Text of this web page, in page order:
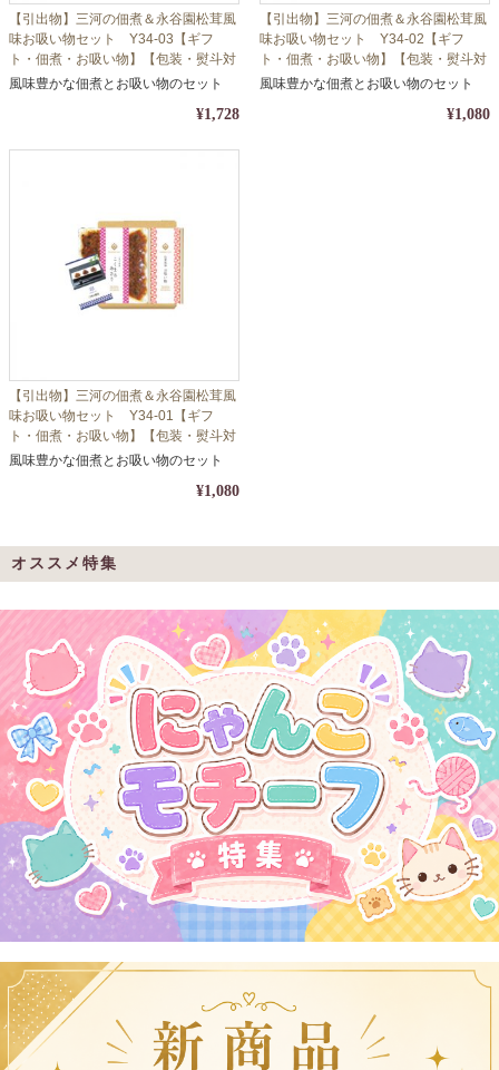
【引出物】三河の佃煮＆永谷園松茸風
味お吸い物セット Y34-03【ギフ
ト・佃煮・お吸い物】【包装・熨斗対
応】
風味豊かな佃煮とお吸い物のセット
¥1,728
【引出物】三河の佃煮＆永谷園松茸風
味お吸い物セット Y34-02【ギフ
ト・佃煮・お吸い物】【包装・熨斗対
応】
風味豊かな佃煮とお吸い物のセット
¥1,080
【引出物】三河の佃煮＆永谷園松茸風
味お吸い物セット Y34-01【ギフ
ト・佃煮・お吸い物】【包装・熨斗対
応】
風味豊かな佃煮とお吸い物のセット
¥1,080
オススメ特集